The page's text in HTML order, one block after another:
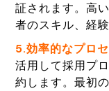
証されます。高
者のスキル、経
5.効率的なプロセ
活用して採用プ
約します。最初